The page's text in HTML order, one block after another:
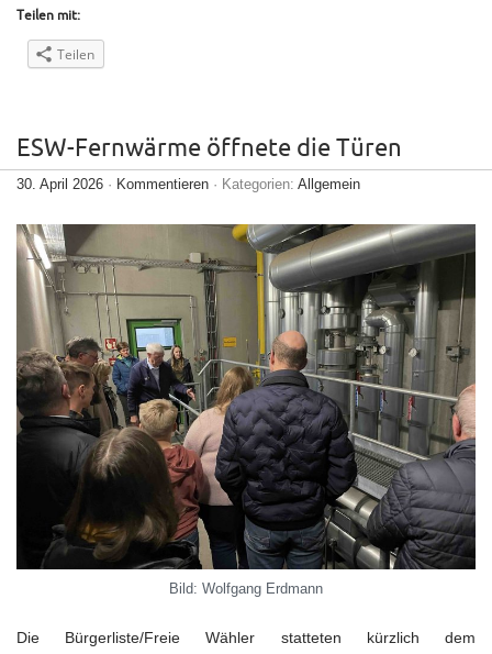
Teilen mit:
Teilen
ESW-Fernwärme öffnete die Türen
30. April 2026 · Kommentieren · Kategorien: Allgemein
Bild: Wolfgang Erdmann
Die Bürgerliste/Freie Wähler statteten kürzlich dem